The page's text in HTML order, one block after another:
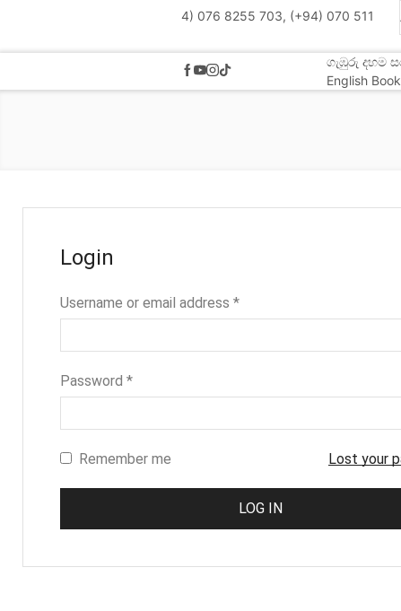
(+94) 076 8255 703, (+94) 070 511 7
ගැඹුරු දහම
English
Login
Username or email address*
Password*
Remember me Lost your
LOG IN